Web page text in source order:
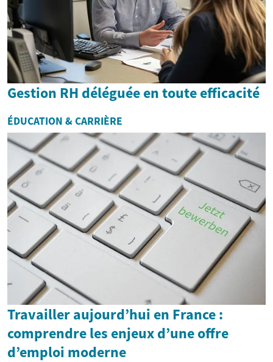
Gestion RH déléguée en toute efficacité
ÉDUCATION & CARRIÈRE
Travailler aujourd’hui en France :
comprendre les enjeux d’une offre
d’emploi moderne